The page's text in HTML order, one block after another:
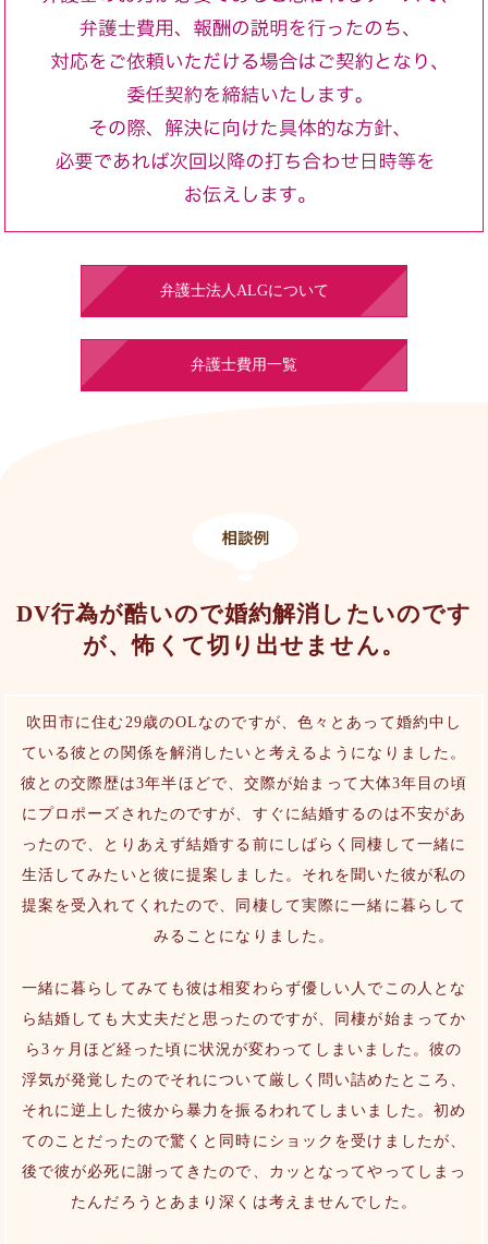
弁護士法人ALGについて
弁護士費用一覧
DV行為が酷いので婚約解消したいのです
が、怖くて切り出せません。
吹田市に住む29歳のOLなのですが、色々とあって婚約中し
ている彼との関係を解消したいと考えるようになりました。
彼との交際歴は3年半ほどで、交際が始まって大体3年目の頃
にプロポーズされたのですが、すぐに結婚するのは不安があ
ったので、とりあえず結婚する前にしばらく同棲して一緒に
生活してみたいと彼に提案しました。それを聞いた彼が私の
提案を受入れてくれたので、同棲して実際に一緒に暮らして
みることになりました。
一緒に暮らしてみても彼は相変わらず優しい人でこの人とな
ら結婚しても大丈夫だと思ったのですが、同棲が始まってか
ら3ヶ月ほど経った頃に状況が変わってしまいました。彼の
浮気が発覚したのでそれについて厳しく問い詰めたところ、
それに逆上した彼から暴力を振るわれてしまいました。初め
てのことだったので驚くと同時にショックを受けましたが、
後で彼が必死に謝ってきたので、カッとなってやってしまっ
たんだろうとあまり深くは考えませんでした。